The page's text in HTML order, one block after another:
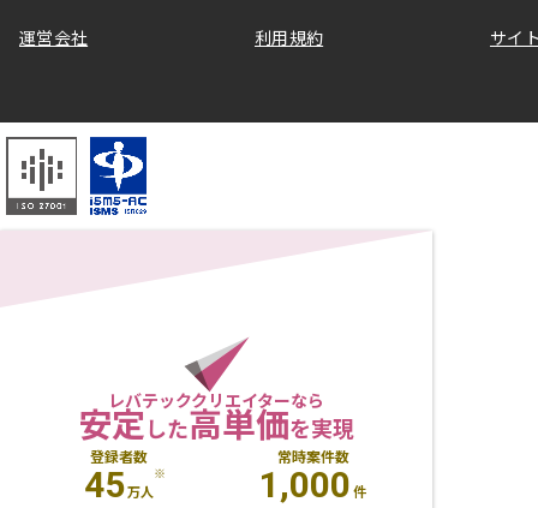
運営会社 利用規約 サイ
レバテッククリエイターなら
安定した高単価を実現
登録者数
45万人
※
常時案件数
1,000 件